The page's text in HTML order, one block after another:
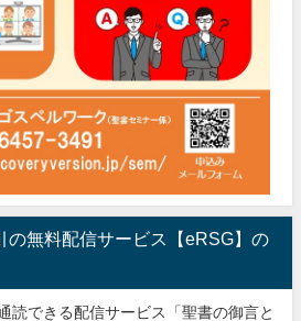
の無料配信サービス【eRSG】の
読できる配信サービス「聖書の御言と